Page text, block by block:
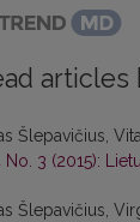
articles
Šlepavičius,
No. 3 (2015):
Šlepavičius,